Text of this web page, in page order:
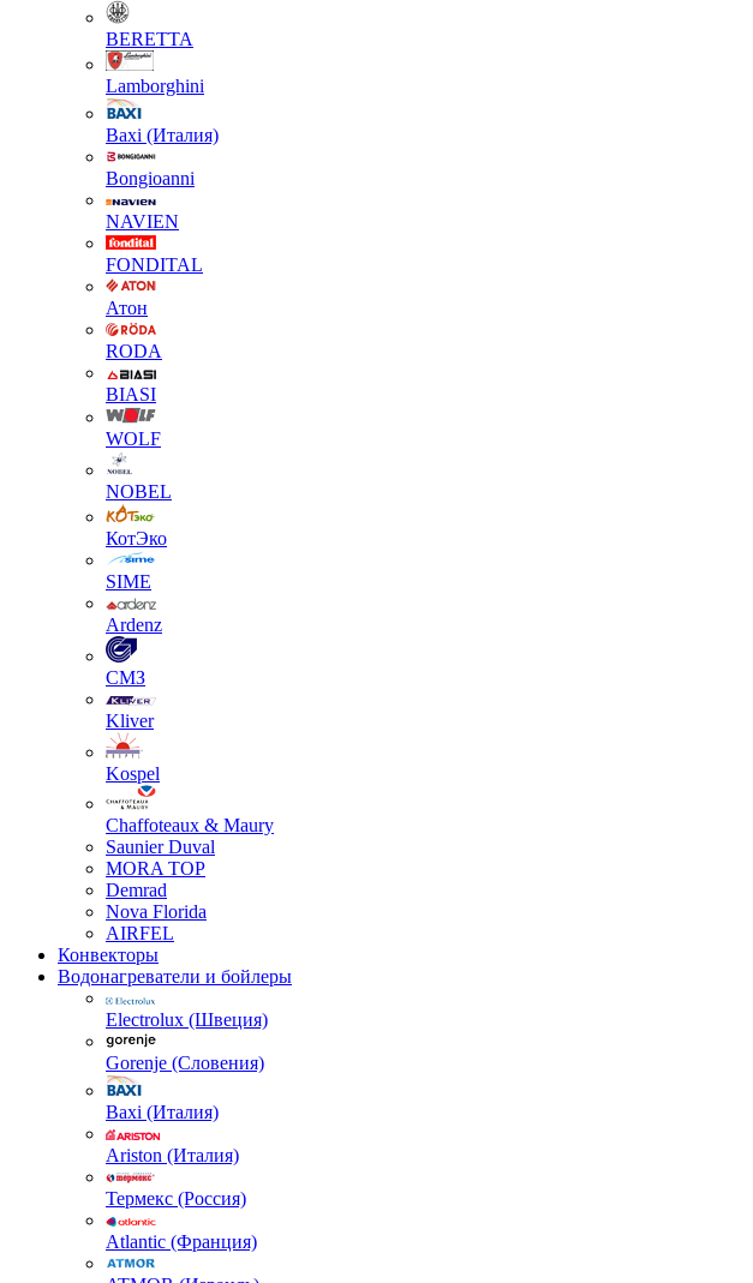
BERETTA
Lamborghini
Baxi (Италия)
Вongioanni
NAVIEN
FONDITAL
Атон
RODA
BIASI
WOLF
NOBEL
КотЭко
SIME
Ardenz
СМЗ
Kliver
Kospel
Chaffoteaux & Maury
Saunier Duval
MORA TOP
Demrad
Nova Florida
AIRFEL
Конвекторы
Водонагреватели и бойлеры
Electrolux (Швеция)
Gorenje (Словения)
Baxi (Италия)
Ariston (Италия)
Термекс (Россия)
Atlantic (Франция)